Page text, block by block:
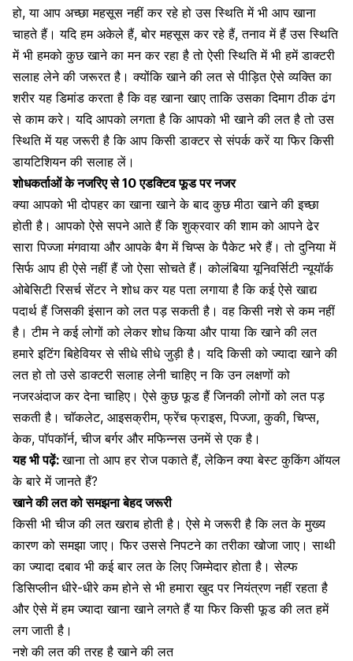
हो, या आप अच्छा महसूस नहीं कर रहे हो उस स्थिति में भी आप खाना
चाहते हैं। यदि हम अकेले हैं, बोर महसूस कर रहे हैं, तनाव में हैं उस स्थिति
में भी हमको कुछ खाने का मन कर रहा है तो ऐसी स्थिति में भी हमें डाक्टरी
सलाह लेने की जरूरत है। क्योंकि खाने की लत से पीड़ित ऐसे व्यक्ति का
शरीर यह डिमांड करता है कि वह खाना खाए ताकि उसका दिमाग ठीक ढंग
से काम करे। यदि आपको लगता है कि आपको भी खाने की लत है तो उस
स्थिति में यह जरूरी है कि आप किसी डाक्टर से संपर्क करें या फिर किसी
डायटिशियनकी सलाह लें।
शोधकर्ताओं के नजरिए से 10 एडक्टिव फूड पर नजर
क्या आपको भी दोपहर का खाना खाने के बाद कुछ मीठा खाने की इच्छा
होती है। आपको ऐसे सपने आते हैं कि शुक्रवार की शाम को आपने ढेर
सारा पिज्जा मंगवाया और आपके बैग मेंचिप्स के पैकेट भरे हैं। तो दुनिया में
सिर्फ आप ही ऐसे नहीं हैं जो ऐसा सोचते हैं। कोलंबिया यूनिवर्सिटी न्यूयॉर्क
ओबेसिटी रिसर्च सेंटर ने शोध कर यह पता लगाया है कि कई ऐसे खाद्य
पदार्थ हैंजिसकी इंसान को लत पड़ सकती है। वह किसी नशे से कम नहीं
है। टीम ने कई लोगों को लेकर शोध किया और पाया कि खाने की लत
हमारे इटिंग बिहेवियर से सीधे सीधे जुड़ी है। यदि किसी को ज्यादा खाने की
लत हो तो उसे डाक्टरी सलाह लेनी चाहिए न कि उनलक्षणों को
नजरअंदाज कर देना चाहिए। ऐसे कुछ फूड हैं जिनकी लोगों को लत पड़
सकती है।चाॅकलेट, आइसक्रीम, फ्रेंच फ्राइस,पिज्जा, कुकी, चिप्स,
केक, पाॅपकाॅर्न, चीज बर्गर और मफिन्नस उनमें से एक है।
यह भी पढ़ें:खाना तो आप हर रोज पकाते हैं, लेकिन क्या बेस्ट कुकिंग ऑयल
के बारे में जानते हैं?
खाने की लत को समझना बेहद जरूरी
किसी भी चीज की लत खराब होती है। ऐसे मे जरूरी है कि लत के मुख्य
कारण को समझा जाए। फिर उससे निपटने का तरीका खोजा जाए। साथी
का ज्यादा दबाव भी कई बार लत के लिए जिम्मेदार होता है। सेल्फ
डिसिप्लीन धीरे-धीरे कम होने से भी हमारा खुद पर नियंत्रण नहीं रहता है
और ऐसे में हम ज्यादा खाना खाने लगते हैं या फिर किसी फूड की लत हमें
लग जाती है।
नशे की लत की तरह है खाने की लत